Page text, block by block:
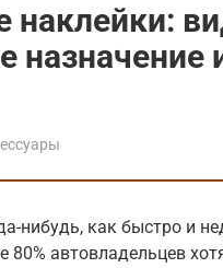
назначение
нибудь, как быстро и
80% автовладельцев